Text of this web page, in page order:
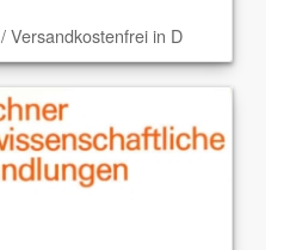
/ Versandkostenfrei in D